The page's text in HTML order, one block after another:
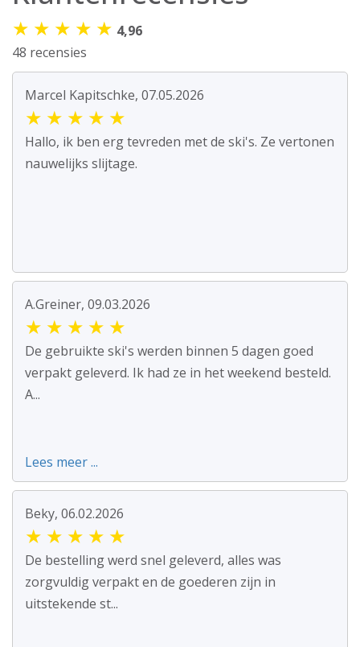
★ ★ ★ ★ ★ 4,96
48 recensies
Marcel Kapitschke, 07.05.2026
★ ★ ★ ★ ★
Hallo, ik ben erg tevreden met de ski's. Ze vertonen
nauwelijks slijtage.
A.Greiner, 09.03.2026
★ ★ ★ ★ ★
De gebruikte ski's werden binnen 5 dagen goed
verpakt geleverd. Ik had ze in het weekend besteld.
A...
Lees meer ...
Beky, 06.02.2026
★ ★ ★ ★ ★
De bestelling werd snel geleverd, alles was
zorgvuldig verpakt en de goederen zijn in
uitstekende st...